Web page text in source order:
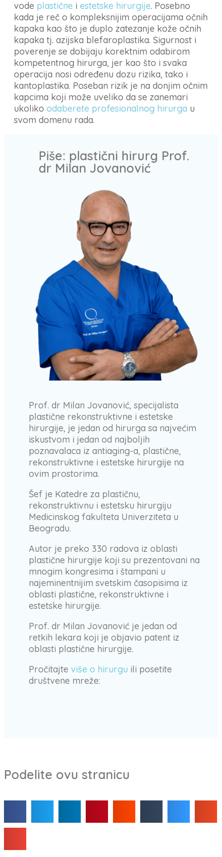
vode plastične i estetske hirurgije. Posebno
kada je reč o kompleksnijim operacijama očnih
kapaka kao što je duplo zatezanje kože očnih
kapaka tj. azijska blefaroplastika. Sigurnost i
poverenje se dobijaju korektnim odabirom
kompetentnog hirurga, jer kao što i svaka
operacija nosi određenu dozu rizika, tako i
kantoplastika. Poseban rizik je na donjim očnim
kapcima koji može uveliko da se zanemari
ukoliko odaberete profesionalnog hirurga u
svom domenu rada.
Piše: plastični hirurg Prof.
dr Milan Jovanović
Prof. dr Milan Jovanović, specijalista
plastične rekonstruktivne i estetske
hirurgije, je jedan od hirurga sa najvećim
iskustvom i jedan od najboljih
poznavalaca iz antiaging-a, plastične,
rekonstruktivne i estetske hirurgije na
ovim prostorima.
Šef je Katedre za plastičnu,
rekonstruktivnu i estetsku hirurgiju
Medicinskog fakulteta Univerziteta u
Beogradu.
Autor je preko 330 radova iz oblasti
plastične hirurgije koji su prezentovani na
mnogim kongresima i štampani u
najeminentnijim svetskim časopisima iz
oblasti plastične, rekonstruktivne i
estetske hirurgije.
Prof. dr Milan Jovanović je jedan od
retkih lekara koji je objavio patent iz
oblasti plastične hirurgije.
Pročitajte više o hirurgu ili posetite
društvene mreže:
Podelite ovu stranicu